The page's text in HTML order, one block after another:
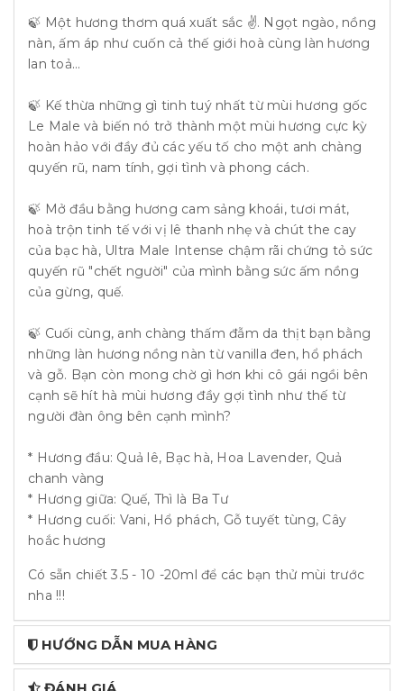
🍃 Một hương thơm quá xuất sắc ✌️. Ngọt ngào, nồng
nàn, ấm áp như cuốn cả thế giới hoà cùng làn hương
lan toả...
🍃 Kế thừa những gì tinh tuý nhất từ mùi hương gốc
Le Male và biến nó trở thành một mùi hương cực kỳ
hoàn hảo với đầy đủ các yếu tố cho một anh chàng
quyến rũ, nam tính, gợi tình và phong cách.
🍃 Mở đầu bằng hương cam sảng khoái, tươi mát,
hoà trộn tinh tế với vị lê thanh nhẹ và chút the cay
của bạc hà, Ultra Male Intense chậm rãi chứng tỏ sức
quyến rũ "chết người" của mình bằng sức ấm nồng
của gừng, quế.
🍃 Cuối cùng, anh chàng thấm đẫm da thịt bạn bằng
những làn hương nồng nàn từ vanilla đen, hổ phách
và gỗ. Bạn còn mong chờ gì hơn khi cô gái ngồi bên
cạnh sẽ hít hà mùi hương đầy gợi tình như thế từ
người đàn ông bên cạnh mình?
* Hương đầu: Quả lê, Bạc hà, Hoa Lavender, Quả
chanh vàng
* Hương giữa: Quế, Thì là Ba Tư
* Hương cuối: Vani, Hổ phách, Gỗ tuyết tùng, Cây
hoắc hương
Có sẵn chiết 3.5 - 10 -20ml để các bạn thử mùi trước
nha !!!
HƯỚNG DẪN MUA HÀNG
ĐÁNH GIÁ